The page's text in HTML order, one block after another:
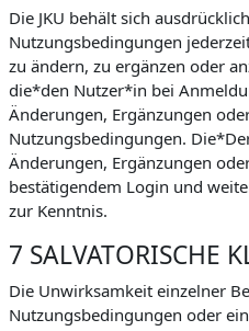
Die JKU behält sich
Nutzungsbedingungen
zu ändern, zu ergänzen oder
die*den Nutzer*in bei
Änderungen, Ergänzungen
Nutzungsbedingungen.
Änderungen, Ergänzungen
bestätigendem Login und
zur Kenntnis.
7 SALVATORISCHE
Die Unwirksamkeit einzelner
Nutzungsbedingungen oder